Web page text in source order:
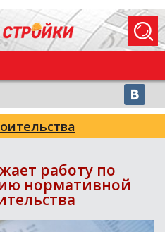
работу по
нормативной